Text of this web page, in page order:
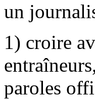
un
1) croire
paroles